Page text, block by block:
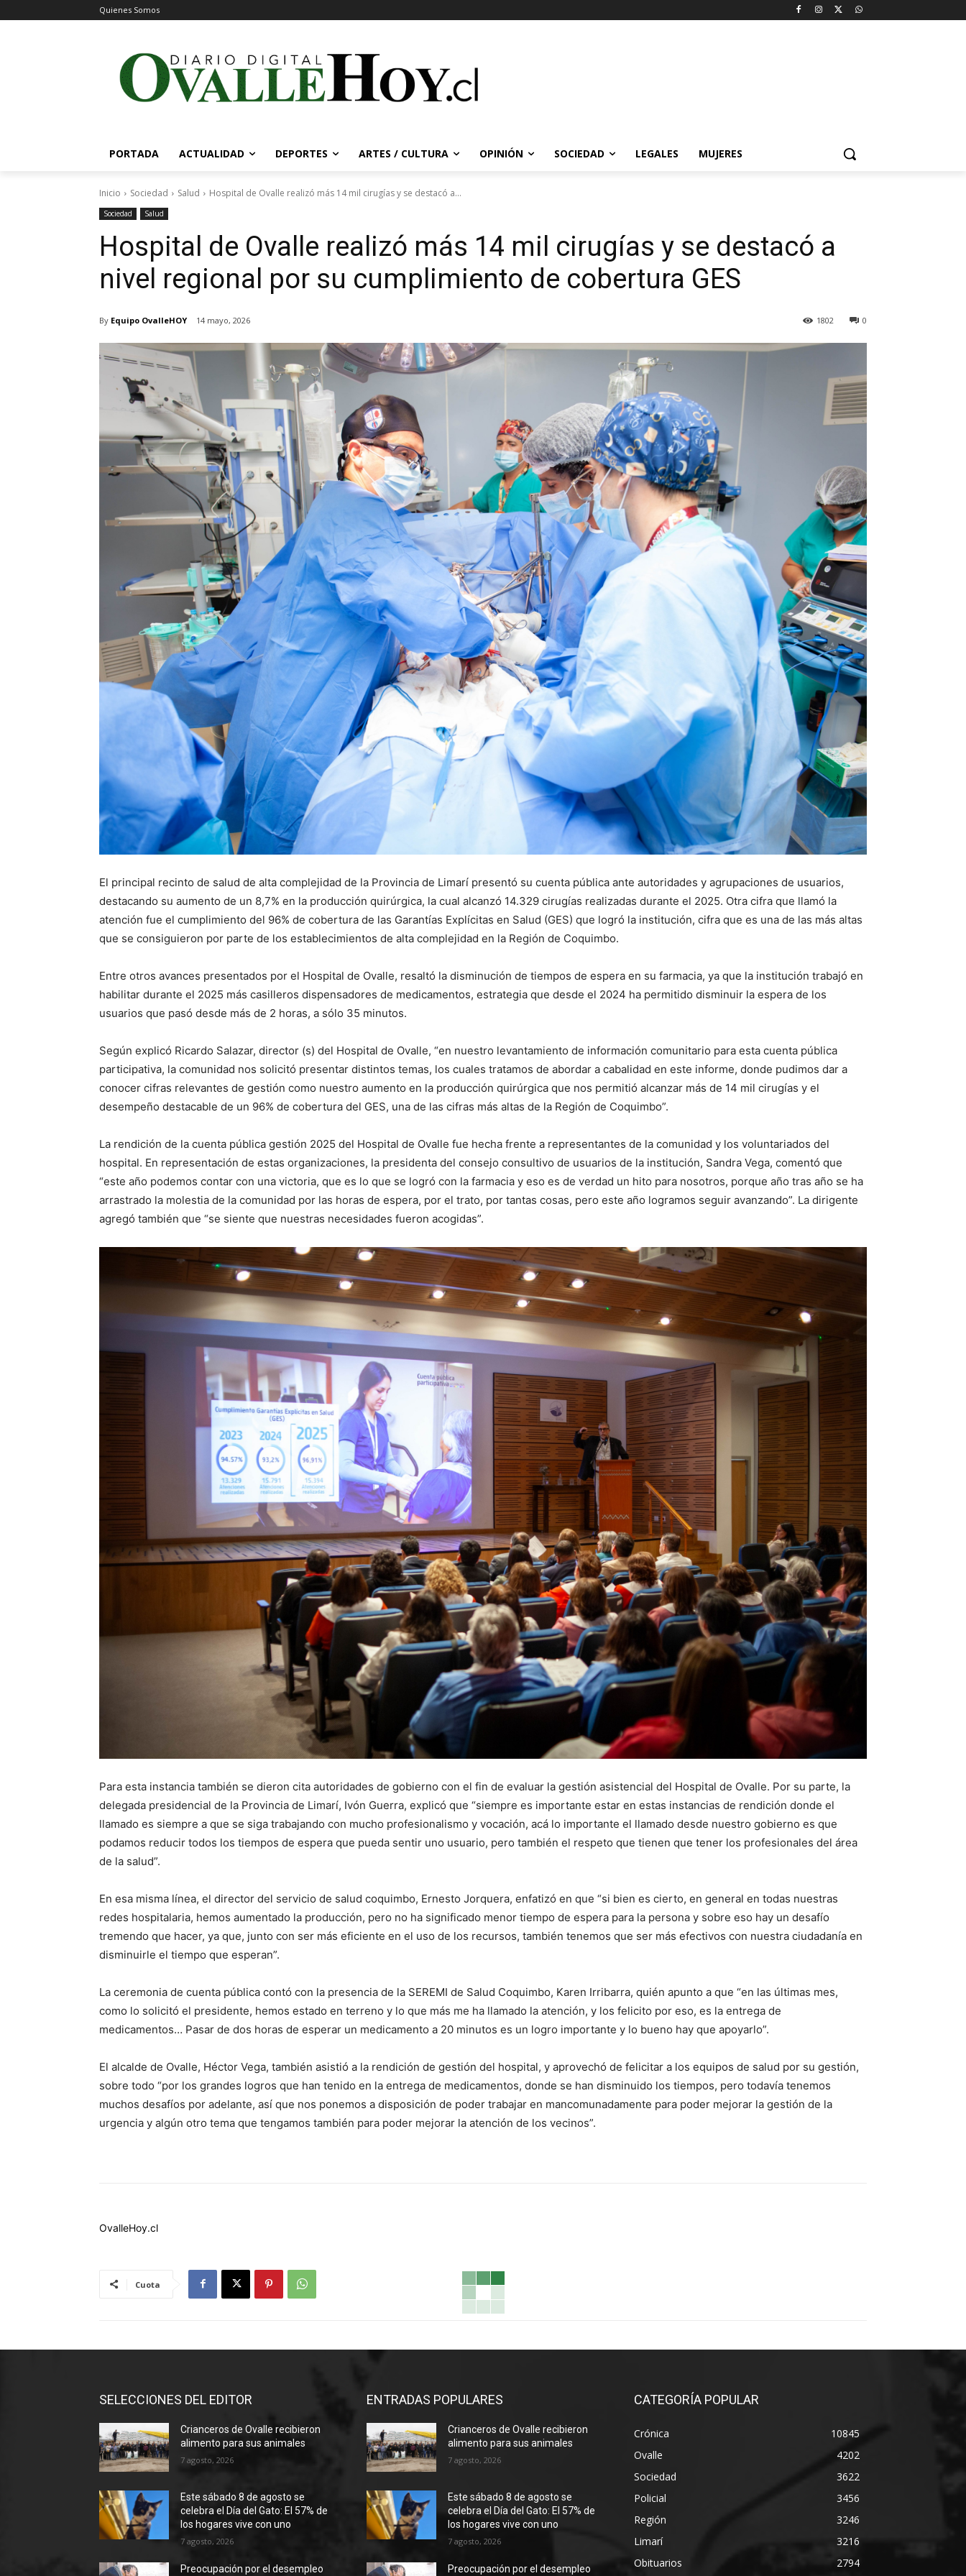
Quienes Somos
PORTADA ACTUALIDAD DEPORTES ARTES / CULTURA OPINIÓN SOCIEDAD LEGALES MUJERES
Inicio Sociedad Salud Hospital de Ovalle realizó más 14 mil cirugías y se destacó a...
Sociedad Salud
Hospital de Ovalle realizó más 14 mil cirugías y se destacó a
nivel regional por su cumplimiento de cobertura GES
By Equipo OvalleHOY 14 mayo, 2026 0
1802
El principal recinto de salud de alta complejidad de la Provincia de Limarí presentó su cuenta pública ante autoridades y agrupaciones de usuarios,
destacando su aumento de un 8,7% en la producción quirúrgica, la cual alcanzó 14.329 cirugías realizadas durante el 2025. Otra cifra que llamó la
atención fue el cumplimiento del 96% de cobertura de las Garantías Explícitas en Salud (GES) que logró la institución, cifra que es una de las más altas
que se consiguieron por parte de los establecimientos de alta complejidad en la Región de Coquimbo.
Entre otros avances presentados por el Hospital de Ovalle, resaltó la disminución de tiempos de espera en su farmacia, ya que la institución trabajó en
habilitar durante el 2025 más casilleros dispensadores de medicamentos, estrategia que desde el 2024 ha permitido disminuir la espera de los
usuarios que pasó desde más de 2 horas, a sólo 35 minutos.
Según explicó Ricardo Salazar, director (s) del Hospital de Ovalle, “en nuestro levantamiento de información comunitario para esta cuenta pública
participativa, la comunidad nos solicitó presentar distintos temas, los cuales tratamos de abordar a cabalidad en este informe, donde pudimos dar a
conocer cifras relevantes de gestión como nuestro aumento en la producción quirúrgica que nos permitió alcanzar más de 14 mil cirugías y el
desempeño destacable de un 96% de cobertura del GES, una de las cifras más altas de la Región de Coquimbo”.
La rendición de la cuenta pública gestión 2025 del Hospital de Ovalle fue hecha frente a representantes de la comunidad y los voluntariados del
hospital. En representación de estas organizaciones, la presidenta del consejo consultivo de usuarios de la institución, Sandra Vega, comentó que
“este año podemos contar con una victoria, que es lo que se logró con la farmacia y eso es de verdad un hito para nosotros, porque año tras año se ha
arrastrado la molestia de la comunidad por las horas de espera, por el trato, por tantas cosas, pero este año logramos seguir avanzando”. La dirigente
agregó también que “se siente que nuestras necesidades fueron acogidas”.
Para esta instancia también se dieron cita autoridades de gobierno con el fin de evaluar la gestión asistencial del Hospital de Ovalle. Por su parte, la
delegada presidencial de la Provincia de Limarí, Ivón Guerra, explicó que “siempre es importante estar en estas instancias de rendición donde el
llamado es siempre a que se siga trabajando con mucho profesionalismo y vocación, acá lo importante el llamado desde nuestro gobierno es que
podamos reducir todos los tiempos de espera que pueda sentir uno usuario, pero también el respeto que tienen que tener los profesionales del área
de la salud”.
En esa misma línea, el director del servicio de salud coquimbo, Ernesto Jorquera, enfatizó en que “si bien es cierto, en general en todas nuestras
redes hospitalaria, hemos aumentado la producción, pero no ha significado menor tiempo de espera para la persona y sobre eso hay un desafío
tremendo que hacer, ya que, junto con ser más eficiente en el uso de los recursos, también tenemos que ser más efectivos con nuestra ciudadanía en
disminuirle el tiempo que esperan”.
La ceremonia de cuenta pública contó con la presencia de la SEREMI de Salud Coquimbo, Karen Irribarra, quién apunto a que “en las últimas mes,
como lo solicitó el presidente, hemos estado en terreno y lo que más me ha llamado la atención, y los felicito por eso, es la entrega de
medicamentos… Pasar de dos horas de esperar un medicamento a 20 minutos es un logro importante y lo bueno hay que apoyarlo”.
El alcalde de Ovalle, Héctor Vega, también asistió a la rendición de gestión del hospital, y aprovechó de felicitar a los equipos de salud por su gestión,
sobre todo “por los grandes logros que han tenido en la entrega de medicamentos, donde se han disminuido los tiempos, pero todavía tenemos
muchos desafíos por adelante, así que nos ponemos a disposición de poder trabajar en mancomunadamente para poder mejorar la gestión de la
urgencia y algún otro tema que tengamos también para poder mejorar la atención de los vecinos”.
OvalleHoy.cl
Cuota
SELECCIONES DEL EDITOR
Crianceros de Ovalle recibieron
alimento para sus animales
7 agosto, 2026
Este sábado 8 de agosto se
celebra el Día del Gato: El 57% de
los hogares vive con uno
7 agosto, 2026
Preocupación por el desempleo
ENTRADAS POPULARES
Crianceros de Ovalle recibieron
alimento para sus animales
7 agosto, 2026
Este sábado 8 de agosto se
celebra el Día del Gato: El 57% de
los hogares vive con uno
7 agosto, 2026
Preocupación por el desempleo
CATEGORÍA POPULAR
Crónica
10845
Ovalle
4202
Sociedad
3622
Policial
3456
Región
3246
Limarí
3216
Obituarios
2794